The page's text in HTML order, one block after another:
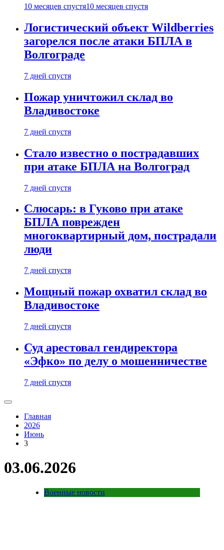
10 месяцев спустя10 месяцев спустя
Логистический объект Wildberries
загорелся после атаки БПЛА в
Волгограде
7 дней спустя
Пожар уничтожил склад во
Владивостоке
7 дней спустя
Стало известно о пострадавших
при атаке БПЛА на Волгоград
7 дней спустя
Слюсарь: в Гуково при атаке
БПЛА поврежден
многоквартирный дом, пострадали
люди
7 дней спустя
Мощный пожар охватил склад во
Владивостоке
7 дней спустя
Суд арестовал гендиректора
«Эфко» по делу о мошенничестве
7 дней спустя
Главная
2026
Июнь
3
03.06.2026
Военные новости